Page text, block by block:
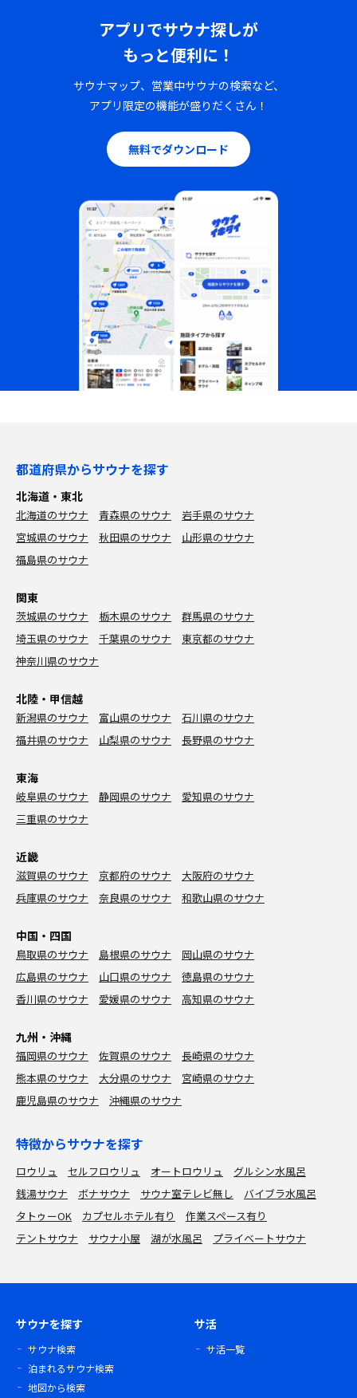
アプリでサウナ探しが
もっと便利に！
サウナマップ、営業中サウナの検索など、
アプリ限定の機能が盛りだくさん！
無料でダウンロード
都道府県からサウナを探す
北海道・東北
北海道のサウナ 青森県のサウナ
岩手県のサウナ
宮城県のサウナ
秋田県のサウナ
山形県のサウナ
福島県のサウナ
関東
茨城県のサウナ 栃木県のサウナ
群馬県のサウナ
埼玉県のサウナ
千葉県のサウナ
東京都のサウナ
神奈川県のサウナ
北陸・甲信越
新潟県のサウナ 富山県のサウナ
石川県のサウナ
福井県のサウナ
山梨県のサウナ 長野県のサウナ
東海
岐阜県のサウナ 静岡県のサウナ
愛知県のサウナ
三重県のサウナ
近畿
滋賀県のサウナ 京都府のサウナ
大阪府のサウナ
兵庫県のサウナ
奈良県のサウナ 和歌山県のサウナ
中国・四国
鳥取県のサウナ 島根県のサウナ
岡山県のサウナ
広島県のサウナ
山口県のサウナ
徳島県のサウナ
香川県のサウナ
愛媛県のサウナ 高知県のサウナ
九州・沖縄
福岡県のサウナ 佐賀県のサウナ
長崎県のサウナ
熊本県のサウナ
大分県のサウナ
宮崎県のサウナ
鹿児島県のサウナ
沖縄県のサウナ
特徴からサウナを探す
ロウリュ セルフロウリュ オートロウリュ
グルシン水風呂
銭湯サウナ
ボナサウナ サウナ室テレビ無し
バイブラ水風呂
タトゥーOK
カプセルホテル有り
作業スペース有り
テントサウナ
サウナ小屋 湖が水風呂 プライベートサウナ
サウナを探す
サウナ検索
泊まれるサウナ検索
地図から検索
サ活
サ活一覧